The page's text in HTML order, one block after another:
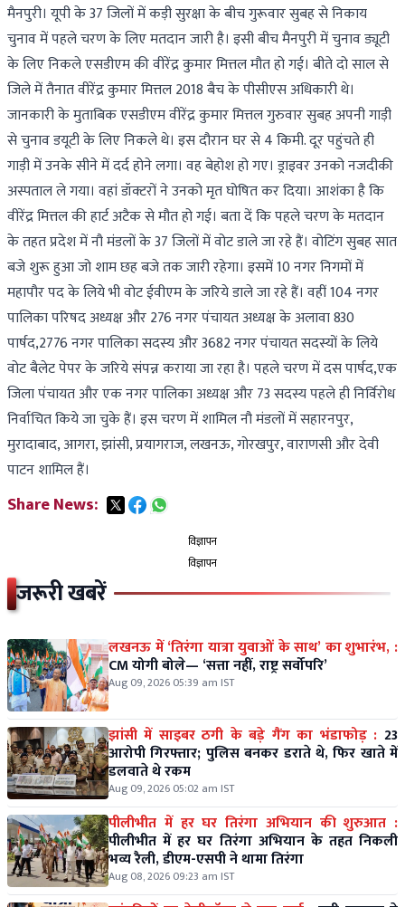
मैनपुरी। यूपी के 37 जिलों में कड़ी सुरक्षा के बीच गुरूवार सुबह से निकाय
चुनाव में पहले चरण के लिए मतदान जारी है। इसी बीच मैनपुरी में चुनाव ड्यूटी
के लिए निकले एसडीएम की वीरेंद्र कुमार मित्तल मौत हो गई। बीते दो साल से
जिले में तैनात वीरेंद्र कुमार मित्तल 2018 बैच के पीसीएस अधिकारी थे।
जानकारी के मुताबिक एसडीएम वीरेंद्र कुमार मित्तल गुरुवार सुबह अपनी गाड़ी
से चुनाव डयूटी के लिए निकले थे। इस दौरान घर से 4 किमी. दूर पहुंचते ही
गाड़ी में उनके सीने में दर्द होने लगा। वह बेहोश हो गए। ड्राइवर उनको नजदीकी
अस्पताल ले गया। वहां डॉक्टरों ने उनको मृत घोषित कर दिया। आशंका है कि
वीरेंद्र मित्तल की हार्ट अटैक से मौत हो गई। बता दें कि पहले चरण के मतदान
के तहत प्रदेश में नौ मंडलों के 37 जिलों में वोट डाले जा रहे हैं। वोटिंग सुबह सात
बजे शुरू हुआ जो शाम छह बजे तक जारी रहेगा। इसमें 10 नगर निगमों में
महापौर पद के लिये भी वोट ईवीएम के जरिये डाले जा रहे हैं। वहीं 104 नगर
पालिका परिषद अध्यक्ष और 276 नगर पंचायत अध्यक्ष के अलावा 830
पार्षद,2776 नगर पालिका सदस्य और 3682 नगर पंचायत सदस्यों के लिये
वोट बैलेट पेपर के जरिये संपन्न कराया जा रहा है। पहले चरण में दस पार्षद,एक
जिला पंचायत और एक नगर पालिका अध्यक्ष और 73 सदस्य पहले ही निर्विरोध
निर्वाचित किये जा चुके हैं। इस चरण में शामिल नौ मंडलों में सहारनपुर,
मुरादाबाद, आगरा, झांसी, प्रयागराज, लखनऊ, गोरखपुर, वाराणसी और देवी
पाटन शामिल हैं।
Share News:
विज्ञापन
विज्ञापन
जरूरी खबरें
लखनऊ में ‘तिरंगा यात्रा युवाओं के साथ’ का शुभारंभ, :
CM योगी बोले— ‘सत्ता नहीं, राष्ट्र सर्वोपरि’
Aug 09, 2026 05:39 am IST
झांसी में साइबर ठगी के बड़े गैंग का भंडाफोड़ : 23
आरोपी गिरफ्तार; पुलिस बनकर डराते थे, फिर खाते में
डलवाते थे रकम
Aug 09, 2026 05:02 am IST
पीलीभीत में हर घर तिरंगा अभियान की शुरुआत :
पीलीभीत में हर घर तिरंगा अभियान के तहत निकली
भव्य रैली, डीएम-एसपी ने थामा तिरंगा
Aug 08, 2026 09:23 am IST